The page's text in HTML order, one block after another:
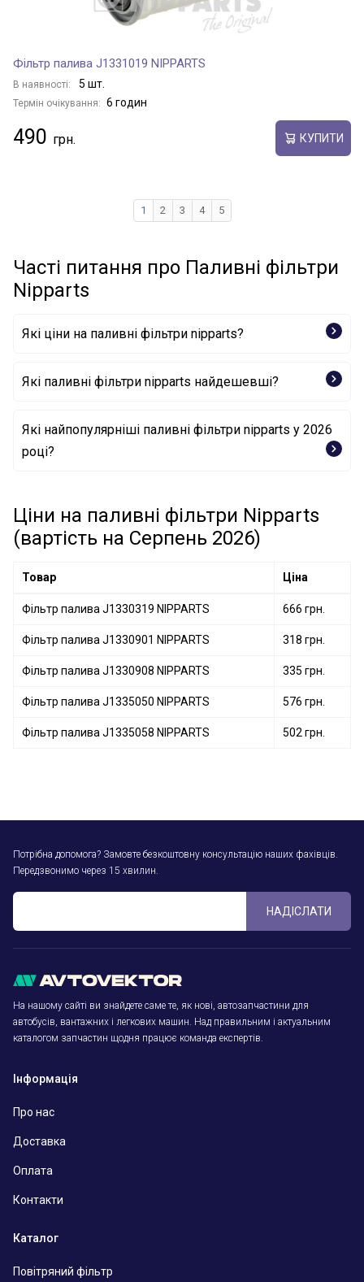
Фільтр палива J1331019 NIPPARTS
В наявності: 5 шт.
Термін очікування: 6 годин
490 КУПИТИ
1 2 3 4 5
Часті питання про Паливні фільтри
Nipparts
Які ціни на паливні фільтри nipparts?
Які паливні фільтри nipparts найдешевші?
Фільтр палива N1330913 NIPPARTS
Які найпопулярніші паливні фільтри nipparts у 2026
році?
Фільтр палива N1335067 NIPPARTS
Фільтр палива N1335075 NIPPARTS
Фільтр палива N1335069 NIPPARTS
Ціни на паливні фільтри Nipparts
(вартість на Серпень 2026)
Товар Ціна
Фільтр палива J1330319 NIPPARTS 666 грн.
Фільтр палива J1330901 NIPPARTS 318 грн.
Фільтр палива J1330908 NIPPARTS 335 грн.
Фільтр палива J1335050 NIPPARTS 576 грн.
Фільтр палива J1335058 NIPPARTS 502 грн.
Потрібна допомога? Замовте безкоштовну консультацію наших фахівців.
Передзвонимо через 15 хвилин.
НАДІСЛАТИ
На нашому сайті ви знайдете саме те, як нові, автозапчастини для
автобусів, вантажних і легкових машин. Над правильним і актуальним
каталогом запчастин щодня працює команда експертів.
Інформація
Про нас
Доставка
Оплата
Контакти
Каталог
Повітряний фільтр